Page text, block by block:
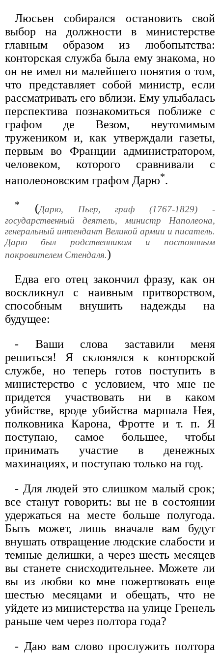
Люсьен собирался остановить свой
выбор на должности в министерстве
главным образом из любопытства:
конторская служба была ему знакома, но
он не имел ни малейшего понятия о том,
что представляет собой министр, если
рассматривать его вблизи. Ему улыбалась
перспектива познакомиться поближе с
графом де Везом, неутомимым
тружеником и, как утверждали газеты,
первым во Франции администратором,
человеком, которого сравнивали с
наполеоновским графом Дарю*.
* (Дарю, Пьер, граф (1767-1829) -
государственный деятель, министр Наполеона,
генеральный интендант Великой армии и писатель.
Дарю был родственником и постоянным
покровителем Стендаля.)
Едва его отец закончил фразу, как он
воскликнул с наивным притворством,
способным внушить надежды на
будущее:
- Ваши слова заставили меня
решиться! Я склонялся к конторской
службе, но теперь готов поступить в
министерство с условием, что мне не
придется участвовать ни в каком
убийстве, вроде убийства маршала Нея,
полковника Карона, Фротте и т. п. Я
поступаю, самое большее, чтобы
принимать участие в денежных
махинациях, и поступаю только на год.
- Для людей это слишком малый срок;
все станут говорить: вы не в состоянии
удержаться на месте больше полугода.
Быть может, лишь вначале вам будут
внушать отвращение людские слабости и
темные делишки, а через шесть месяцев
вы станете снисходительнее. Можете ли
вы из любви ко мне пожертвовать еще
шестью месяцами и обещать, что не
уйдете из министерства на улице Гренель
раньше чем через полтора года?
- Даю вам слово прослужить полтора